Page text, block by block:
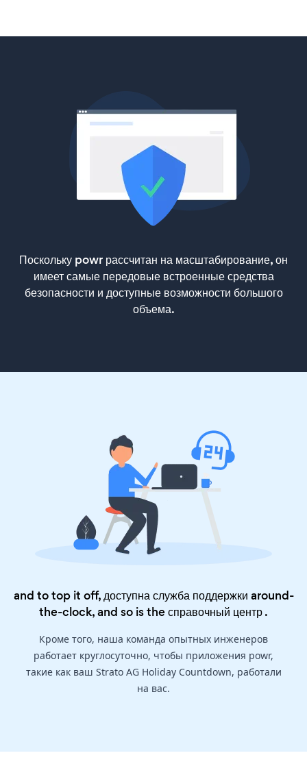
Поскольку powr рассчитан на масштабирование, он
имеет самые передовые встроенные средства
безопасности и доступные возможности большого
объема.
and to top it off, доступна служба поддержки around-
the-clock, and so is theсправочный центр.
Кроме того, наша команда опытных инженеров
работает круглосуточно, чтобы приложения powr,
такие как ваш Strato AG Holiday Countdown, работали
на вас.